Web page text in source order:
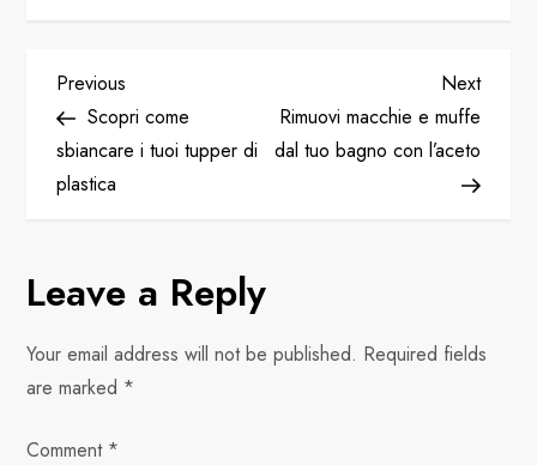
P
o
s
n
a
v
Previous
Post
Previous
Scopri come
sbiancare i tuoi tupper di
plastica
Next
Post
Next
Rimuovi macchie e muffe
dal tuo bagno con l’aceto
Leave a Reply
Your email address will not be published. Required fields
are marked *
Comment *